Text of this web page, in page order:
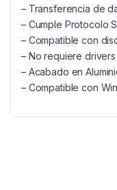
– Transferencia de
– Cumple Protocolo
– Compatible con
– No requiere drivers
– Acabado en
– Compatible con